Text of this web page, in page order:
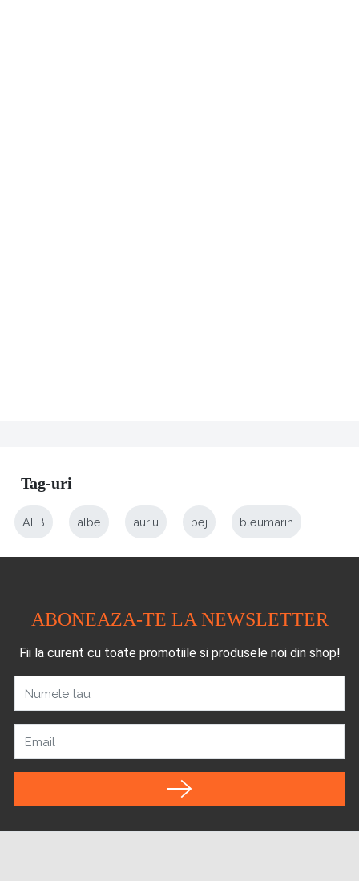
Tag-uri
ALB albe auriu bej bleumarin
ABONEAZA-TE LA NEWSLETTER
Fii la curent cu toate promotiile si produsele noi din shop!
Numele tau
Email